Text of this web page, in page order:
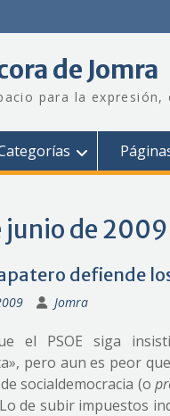
de Jomra
para la
junio de 2009
defiende
Jomra
el PSOE siga
pero aun es peor
socialdemocracia (o
de subir impuestos